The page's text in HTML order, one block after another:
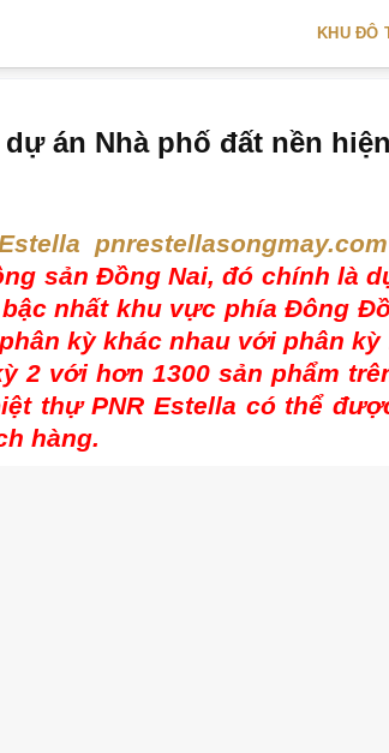
KHU ĐÔ
dự án Nhà phố đất nền
pnrestellasongmay.com
sản Đồng Nai, đó chính là
nhất khu vực phía Đông
kỳ khác nhau với phân
2 với hơn 1300 sản phẩm
thự PNR Estella có thể
hàng.